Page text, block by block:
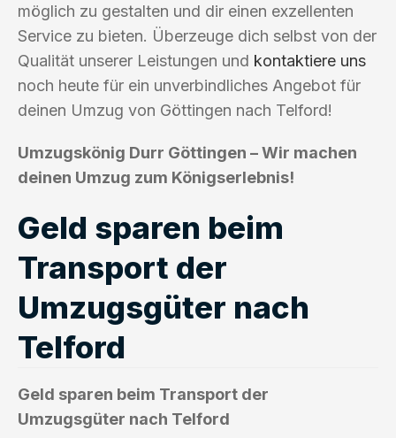
möglich zu gestalten und dir einen exzellenten
Service zu bieten. Überzeuge dich selbst von der
Qualität unserer Leistungen und kontaktiere uns
noch heute für ein unverbindliches Angebot für
deinen Umzug von Göttingen nach Telford!
Umzugskönig Durr Göttingen – Wir machen
deinen Umzug zum Königserlebnis!
Geld sparen beim
Transport der
Umzugsgüter nach
Telford
Geld sparen beim Transport der
Umzugsgüter nach Telford